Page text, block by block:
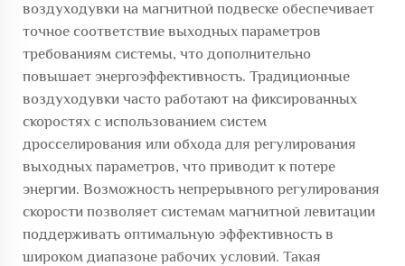
воздуходувки на магнитной подвеске обеспечивает
точное соответствие выходных параметров
требованиям системы, что дополнительно
повышает энергоэффективность. Традиционные
воздуходувки часто работают на фиксированных
скоростях с использованием систем
дросселирования или обхода для регулирования
выходных параметров, что приводит к потере
энергии. Возможность непрерывного регулирования
скорости позволяет системам магнитной левитации
поддерживать оптимальную эффективность в
широком диапазоне рабочих условий. Такая